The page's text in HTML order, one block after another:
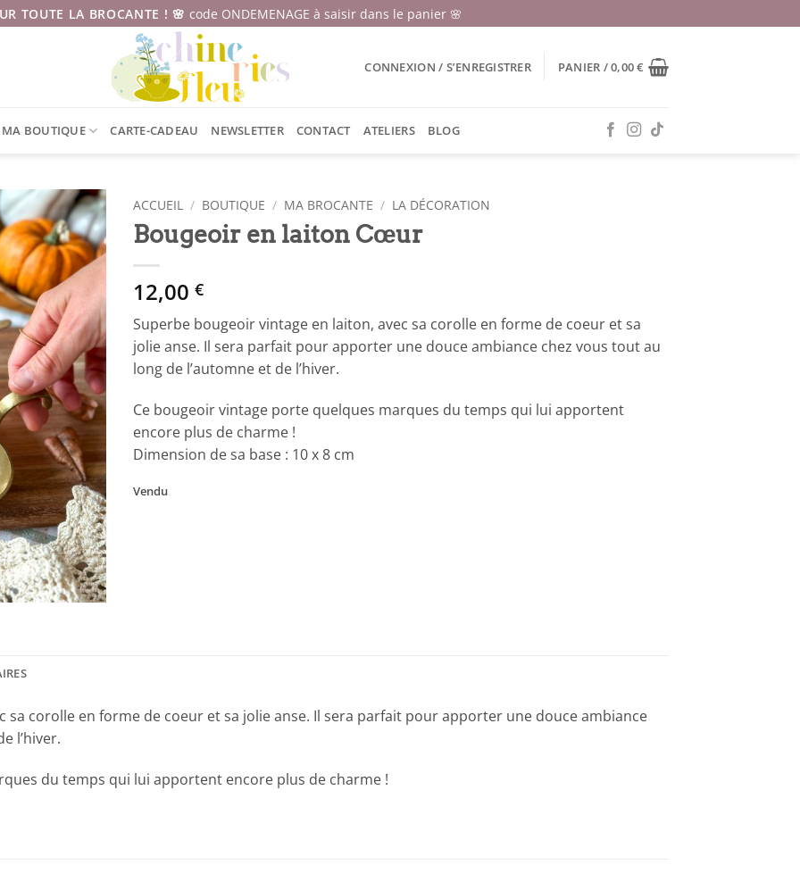
TOUTE LA BROCANTE ! 🌸 code ONDEMENAGE à saisir dans le panier 🌸
CONNEXION / S’ENREGISTRER PANIER /0,00€
MA BOUTIQUE CARTE-CADEAU NEWSLETTER CONTACT ATELIERS BLOG
ACCUEIL / BOUTIQUE / MA BROCANTE / LA DÉCORATION
Bougeoir en laiton Cœur
12,00 €
Superbe bougeoir vintage en laiton, avec sa corolle en forme de coeur et sa
jolie anse. Il sera parfait pour apporter une douce ambiance chez vous tout au
long de l’automne et de l’hiver.
Ce bougeoir vintage porte quelques marques du temps qui lui apportent
encore plus de charme !
Dimension de sa base : 10 x 8 cm
Vendu
sa corolle en forme de coeur et sa jolie anse. Il sera parfait pour apporter une douce ambiance
l’hiver.
du temps qui lui apportent encore plus de charme !